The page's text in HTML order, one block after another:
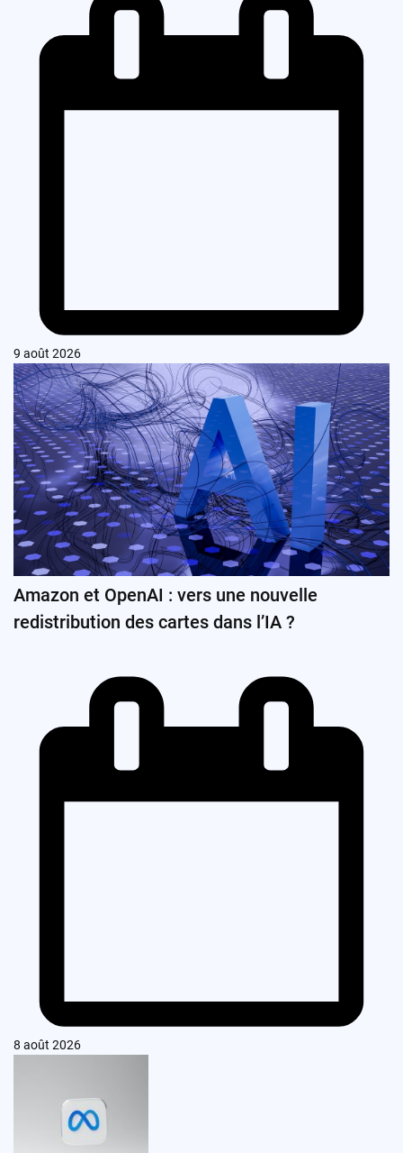
9 août 2026
Amazon et OpenAI : vers une nouvelle
redistribution des cartes dans l’IA ?
8 août 2026